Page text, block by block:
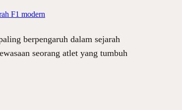
F1 modern
berpengaruh dalam sejarah
seorang atlet yang tumbuh